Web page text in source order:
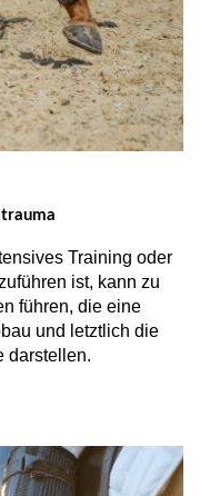
Training oder
ist, kann zu
führen, die eine
und letztlich die
darstellen.